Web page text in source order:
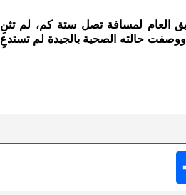
العام لمسافة تصل ستة كم، لم تثنِ
حالته الصحية بالجيدة لم تستدعِ